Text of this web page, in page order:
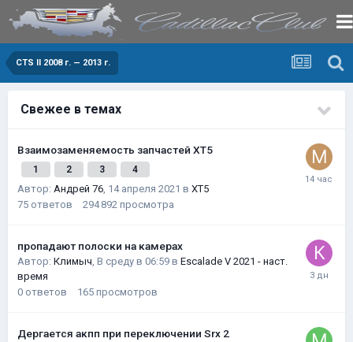
CTS II 2008 г. — 2013 г.
Свежее в темах
Взаимозаменяемость запчастей XT5
1 2 3 4
Автор: Андрей 76, 14 апреля 2021 в XT5
75 ответов 294 892 просмотра
пропадают полоски на камерах
Автор: Климыч, В среду в 06:59 в Escalade V 2021 - наст.
время
0 ответов 165 просмотров
Дергается акпп при переключении Srx 2